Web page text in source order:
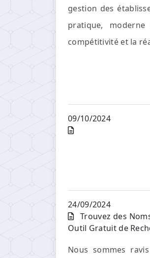
gestion des
pratique,
compétitivité et la
09/10/2024
24/09/2024
Trouvez des
Outil Gratuit de
Nous sommes